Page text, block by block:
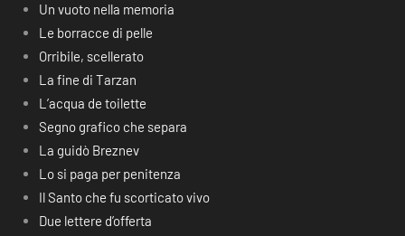
Un vuoto nella memoria
Le borracce di pelle
Orribile, scellerato
La fine di Tarzan
L’acqua de toilette
Segno grafico che separa
La guidò Breznev
Lo si paga per penitenza
Il Santo che fu scorticato vivo
Due lettere d’offerta